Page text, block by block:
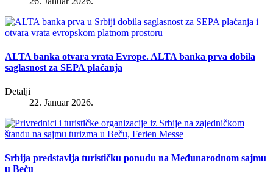
ALTA banka otvara vrata Evrope. ALTA banka prva dobila
saglasnost za SEPA plaćanja
Detalji
22. Januar 2026.
Srbija predstavlja turističku ponudu na Međunarodnom sajmu
u Beču